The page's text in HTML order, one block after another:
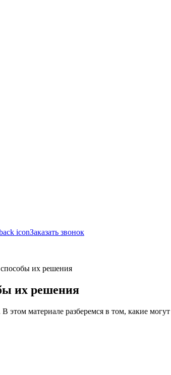
Заказать звонок
их решения
их решения
этом материале разберемся в том, какие